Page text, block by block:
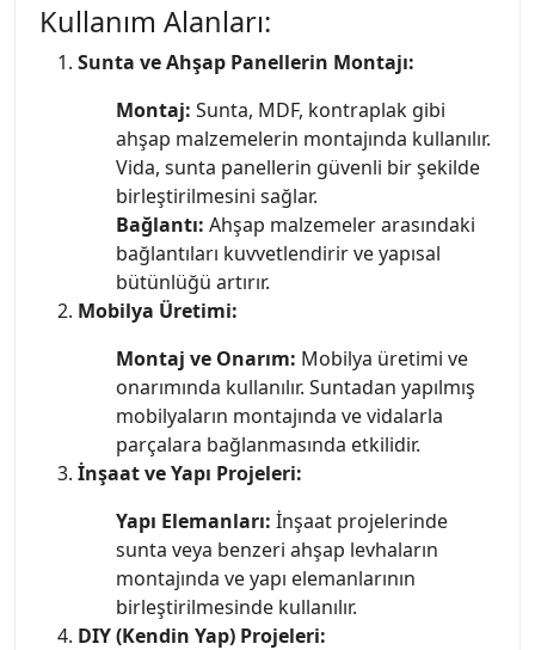
Kullanım Alanları:
Sunta ve Ahşap Panellerin Montajı:
Montaj: Sunta, MDF, kontraplak gibi
ahşap malzemelerin montajında kullanılır.
Vida, sunta panellerin güvenli bir şekilde
birleştirilmesini sağlar.
Bağlantı: Ahşap malzemeler arasındaki
bağlantıları kuvvetlendirir ve yapısal
bütünlüğü artırır.
Mobilya Üretimi:
Montaj ve Onarım: Mobilya üretimi ve
onarımında kullanılır. Suntadan yapılmış
mobilyaların montajında ve vidalarla
parçalara bağlanmasında etkilidir.
İnşaat ve Yapı Projeleri:
Yapı Elemanları: İnşaat projelerinde
sunta veya benzeri ahşap levhaların
montajında ve yapı elemanlarının
birleştirilmesinde kullanılır.
DIY (Kendin Yap) Projeleri: